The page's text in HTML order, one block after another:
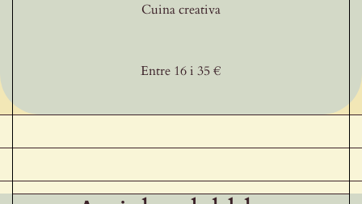
Cuina creativa
Entre 16 i 35 €